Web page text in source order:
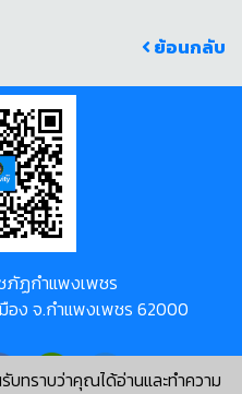
ย้อนกลับ
บทราบว่าคุณได้อ่านและทำความ
ภัฏกำแพงเพชร
อง จ.กำแพงเพชร 62000